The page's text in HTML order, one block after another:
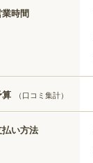
時間
（口コミ集計）
い方法